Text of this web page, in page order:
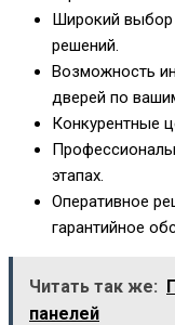
Широкий выбор
решений.
Возможность
дверей по
Конкурентные
этапах.
Оперативное
гарантийное
Читать так же:
панелей